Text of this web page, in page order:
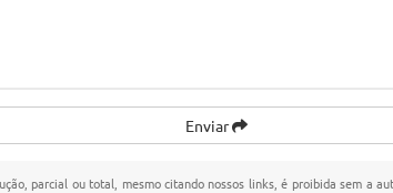
Enviar
parcial ou total, mesmo citando nossos links, é proibida sem a